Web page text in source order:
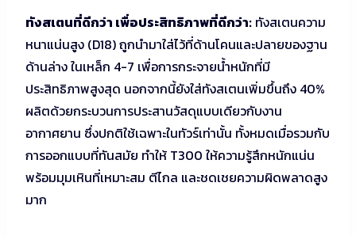
ทังสเตนที่ดีกว่า เพื่อประสิทธิภาพที่ดีกว่า: ทังสเตนความ
หนาแน่นสูง (D18) ถูกนำมาใส่ไว้ที่ด้านโคนและปลายของฐาน
ด้านล่าง ในเหล็ก 4-7 เพื่อการกระจายน้ำหนักที่มี
ประสิทธิภาพสูงสุด นอกจากนี้ยังใส่ทังสเตนเพิ่มขึ้นถึง 40%
ผลิตด้วยกระบวนการประสานวัสดุแบบเดียวกับงาน
อากาศยาน ซึ่งปกติใช้เฉพาะในทัวร์เท่านั้น ทั้งหมดเมื่อรวมกับ
การออกแบบที่ทันสมัย ทำให้ T300 ให้ความรู้สึกหนักแน่น
พร้อมมุมเหินที่เหมาะสม ตีไกล และชดเชยความผิดพลาดสูง
มาก